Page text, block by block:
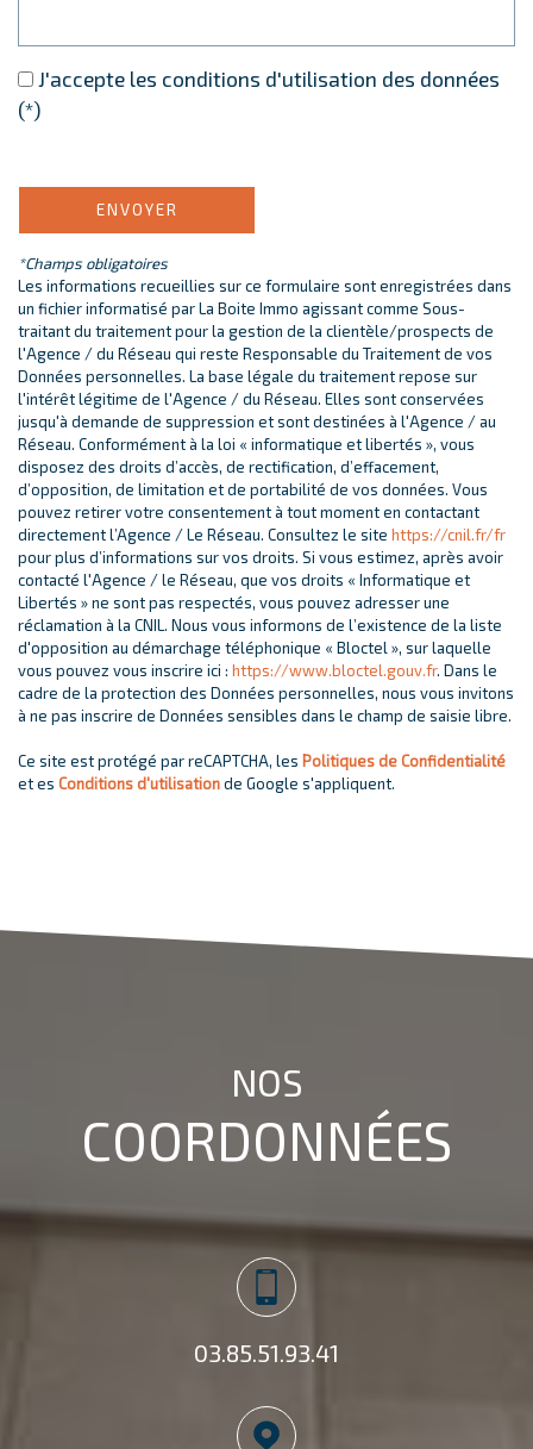
J'accepte les conditions d'utilisation des données
(*)
ENVOYER
*Champs obligatoires
Les informations recueillies sur ce formulaire sont enregistrées dans
un fichier informatisé par La Boite Immo agissant comme Sous-
traitant du traitement pour la gestion de la clientèle/prospects de
l'Agence / du Réseau qui reste Responsable du Traitement de vos
Données personnelles. La base légale du traitement repose sur
l'intérêt légitime de l'Agence / du Réseau. Elles sont conservées
jusqu'à demande de suppression et sont destinées à l'Agence / au
Réseau. Conformément à la loi « informatique et libertés », vous
disposez des droits d’accès, de rectification, d’effacement,
d’opposition, de limitation et de portabilité de vos données. Vous
pouvez retirer votre consentement à tout moment en contactant
directement l’Agence / Le Réseau. Consultez le site https://cnil.fr/fr
pour plus d’informations sur vos droits. Si vous estimez, après avoir
contacté l'Agence / le Réseau, que vos droits « Informatique et
Libertés » ne sont pas respectés, vous pouvez adresser une
réclamation à la CNIL. Nous vous informons de l’existence de la liste
d'opposition au démarchage téléphonique « Bloctel », sur laquelle
vous pouvez vous inscrire ici : https://www.bloctel.gouv.fr. Dans le
cadre de la protection des Données personnelles, nous vous invitons
à ne pas inscrire de Données sensibles dans le champ de saisie libre.
Ce site est protégé par reCAPTCHA, les Politiques de Confidentialité
et es Conditions d'utilisationde Google s'appliquent.
NOS
COORDONNÉES
03.85.51.93.41